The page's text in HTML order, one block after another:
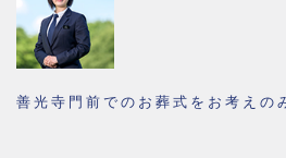
善光寺門前でのお葬式をお考えの